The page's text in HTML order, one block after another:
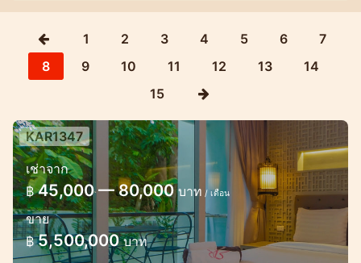
1 2 3 4 5 6
7
8
9 10 11 12 13
14
15
ขายคอนโด 1 ห้องนอนกว้างขวางทันสมัย
ใจกลางกะรน
ขายอพาร์ทเม้นท์ที่ทันสมัยกะรน
KAR1347
เช่าจาก
฿ 45,000 — 80,000บาท / เดือน
ขาย
฿ 5,500,000บาท